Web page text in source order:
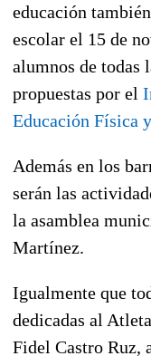
educación
escolar el 15 de
alumnos de todas
propuestas por el
Educación Física
Además en los
serán las
la asamblea
Martínez.
Igualmente que
dedicadas al
Fidel Castro Ruz,